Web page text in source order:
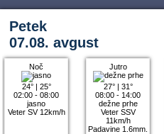
Petek
07.08. avgust
Noč
24°| 25°
02:00 - 08:00
jasno
Veter SV 12km/h
Jutro
27°| 31°
08:00 - 14:00
dežne prhe
Veter SSV
11km/h
Padavine 1.6mm.